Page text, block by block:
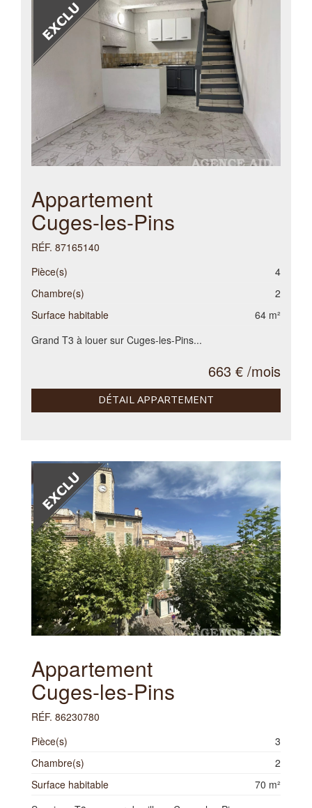
Appartement
Cuges-les-Pins
RÉF. 87165140
Pièce(s)
4
Chambre(s)
2
Surface habitable
64 m²
Grand T3 à louer sur Cuges-les-Pins...
663 € /mois
DÉTAIL APPARTEMENT
Appartement
Cuges-les-Pins
RÉF. 86230780
Pièce(s)
3
Chambre(s)
2
Surface habitable
70 m²